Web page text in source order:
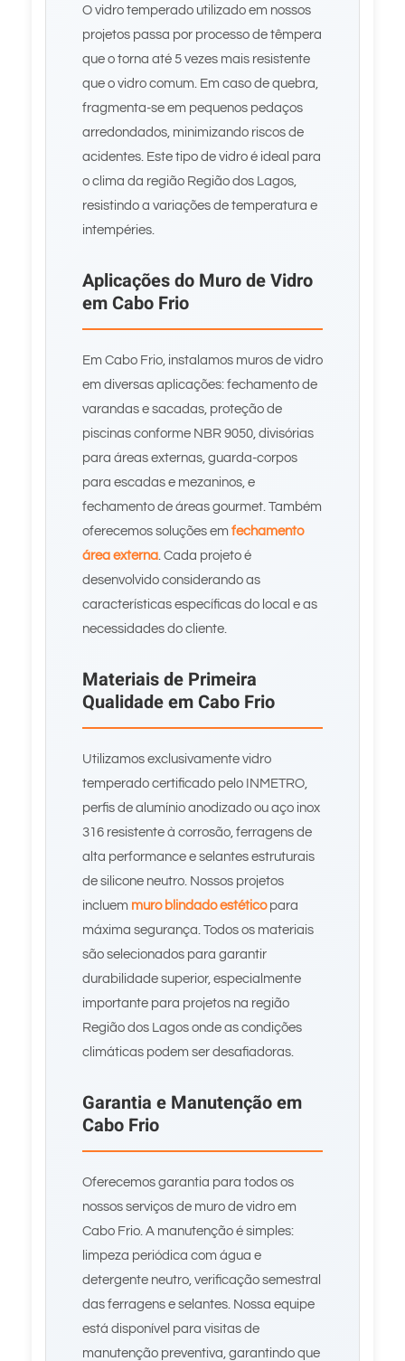
O vidro temperado utilizado em nossos
projetos passa por processo de têmpera
que o torna até 5 vezes mais resistente
que o vidro comum. Em caso de quebra,
fragmenta-se em pequenos pedaços
arredondados, minimizando riscos de
acidentes. Este tipo de vidro é ideal para
o clima da região Região dos Lagos,
resistindo a variações de temperatura e
intempéries.
Aplicações do Muro de Vidro
em Cabo Frio
Em Cabo Frio, instalamos muros de vidro
em diversas aplicações: fechamento de
varandas e sacadas, proteção de
piscinas conforme NBR 9050, divisórias
para áreas externas, guarda-corpos
para escadas e mezaninos, e
fechamento de áreas gourmet. Também
oferecemos soluções em fechamento
área externa. Cada projeto é
desenvolvido considerando as
características específicas do local e as
necessidades do cliente.
Materiais de Primeira
Qualidade em Cabo Frio
Utilizamos exclusivamente vidro
temperado certificado pelo INMETRO,
perfis de alumínio anodizado ou aço inox
316 resistente à corrosão, ferragens de
alta performance e selantes estruturais
de silicone neutro. Nossos projetos
incluem muro blindado estéticopara
máxima segurança. Todos os materiais
são selecionados para garantir
durabilidade superior, especialmente
importante para projetos na região
Região dos Lagos onde as condições
climáticas podem ser desafiadoras.
Garantia e Manutenção em
Cabo Frio
Oferecemos garantia para todos os
nossos serviços de muro de vidro em
Cabo Frio. A manutenção é simples:
limpeza periódica com água e
detergente neutro, verificação semestral
das ferragens e selantes. Nossa equipe
está disponível para visitas de
manutenção preventiva, garantindo que